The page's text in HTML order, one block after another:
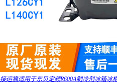
接运猫适用于东贝定频R600A制冷剂冰箱冰